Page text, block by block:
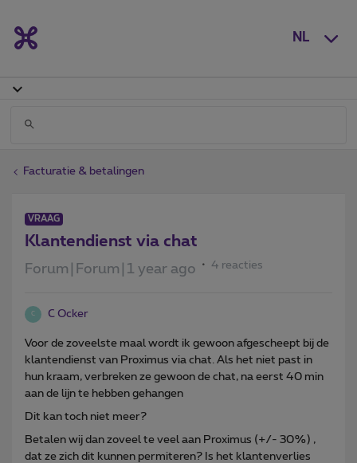
NL
Facturatie & betalingen
VRAAG
Klantendienst via chat
Forum|Forum|1 year ago 4 reacties
C C Ocker
Voor de zoveelste maal wordt ik gewoon afgescheept bij de
klantendienst van Proximus via chat. Als het niet past in
hun kraam, verbreken ze gewoon de chat, na eerst 40 min
aan de lijn te hebben gehangen
Dit kan toch niet meer?
Betalen wij dan zoveel te veel aan Proximus (+/- 30%) ,
dat ze zich dit kunnen permiteren? Is het klantenverlies